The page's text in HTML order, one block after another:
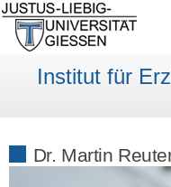
Institut für
Dr. Martin